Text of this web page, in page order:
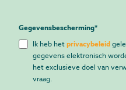
Gegevensbescherming*
Ik heb het privacybeleid
gegevens elektronisch
het exclusieve doel van
vraag.